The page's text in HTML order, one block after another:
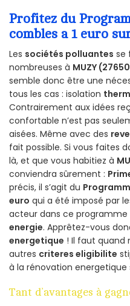
Profitez du
combles a 1 euro
Les sociétés polluantes se
nombreuses à MUZY
semble donc être une
tous les cas : isolation
Contrairement aux idées
confortable n’est pas
aisées. Même avec des
fait possible. Si vous faites
là, et que vous habitiez à
conviendra sûrement :
précis, il s’agit du
euro qui a été imposé par
acteur dans ce programme
energie. Apprêtez-vous
energetique ! Il faut quand
autres criteres eligibilite
à la rénovation energetique
Tant d’avantages à